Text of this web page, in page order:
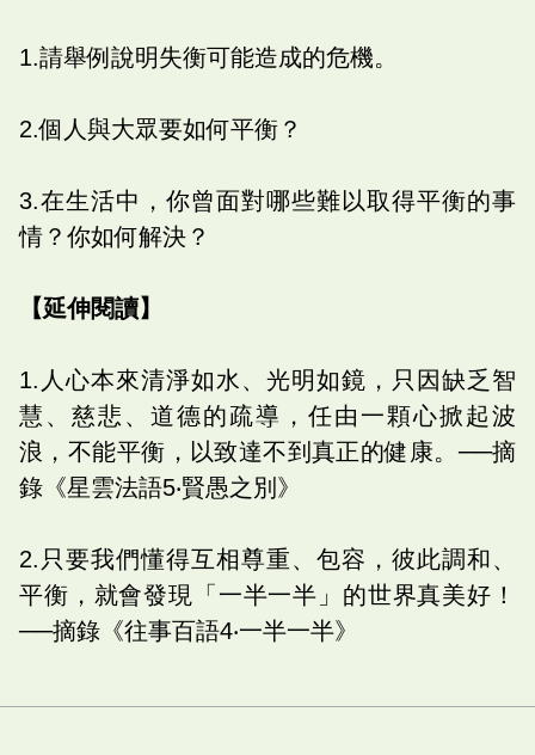
1.請舉例說明失衡可能造成的危機。
2.個人與大眾要如何平衡？
3.在生活中，你曾面對哪些難以取得平衡的事
情？你如何解決？
【延伸閱讀】
1.人心本來清淨如水、光明如鏡，只因缺乏智
慧、慈悲、道德的疏導，任由一顆心掀起波
浪，不能平衡，以致達不到真正的健康。──摘
錄《星雲法語5‧賢愚之別》
2.只要我們懂得互相尊重、包容，彼此調和、
平衡，就會發現「一半一半」的世界真美好！
──摘錄《往事百語4‧一半一半》